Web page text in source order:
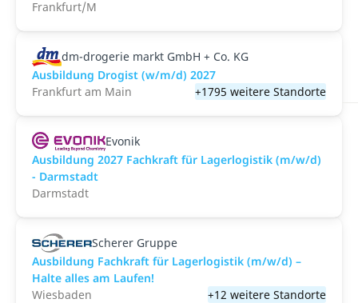
Frankfurt/M
dm-drogerie markt GmbH + Co. KG
Ausbildung Drogist (w/m/d) 2027
Frankfurt am Main
+1795 weitere Standorte
Evonik
Ausbildung 2027 Fachkraft für Lagerlogistik (m/w/d)
- Darmstadt
Darmstadt
Scherer Gruppe
Ausbildung Fachkraft für Lagerlogistik (m/w/d) –
Halte alles am Laufen!
Wiesbaden
+12 weitere Standorte